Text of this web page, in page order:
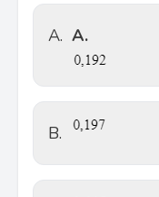
A. A.
B.